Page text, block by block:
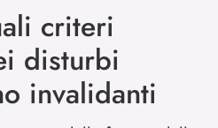
criteri
disturbi
invalidanti